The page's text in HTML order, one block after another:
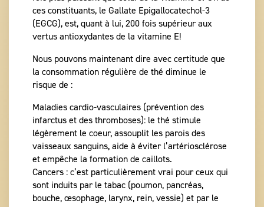
ces constituants, le Gallate Epigallocatechol-3
(EGCG), est, quant à lui, 200 fois supérieur aux
vertus antioxydantes de la vitamine E!
Nous pouvons maintenant dire avec certitude que
la consommation régulière de thé diminue le
risque de :
Maladies cardio-vasculaires (prévention des
infarctus et des thromboses): le thé stimule
légèrement le coeur, assouplit les parois des
vaisseaux sanguins, aide à éviter l’artériosclérose
et empêche la formation de caillots.
Cancers : c’est particulièrement vrai pour ceux qui
sont induits par le tabac (poumon, pancréas,
bouche, œsophage, larynx, rein, vessie) et par le